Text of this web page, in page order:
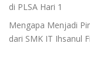
di PLSA Hari 1
Mengapa Menjadi
dari SMK IT Ihsanul